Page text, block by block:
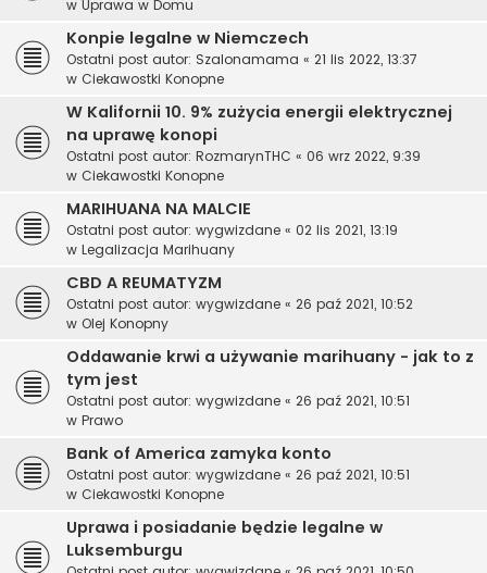
w Uprawa w Domu
Konpie legalne w Niemczech
Ostatni post autor: Szalonamama « 21 lis 2022, 13:37
w Ciekawostki Konopne
W Kalifornii 10. 9% zużycia energii elektrycznej
na uprawę konopi
Ostatni post autor: RozmarynTHC « 06 wrz 2022, 9:39
w Ciekawostki Konopne
MARIHUANA NA MALCIE
Ostatni post autor: wygwizdane « 02 lis 2021, 13:19
w Legalizacja Marihuany
CBD A REUMATYZM
Ostatni post autor: wygwizdane « 26 paź 2021, 10:52
w Olej Konopny
Oddawanie krwi a używanie marihuany - jak to z
tym jest
Ostatni post autor: wygwizdane « 26 paź 2021, 10:51
w Prawo
Bank of America zamyka konto
Ostatni post autor: wygwizdane « 26 paź 2021, 10:51
w Ciekawostki Konopne
Uprawa i posiadanie będzie legalne w
Luksemburgu